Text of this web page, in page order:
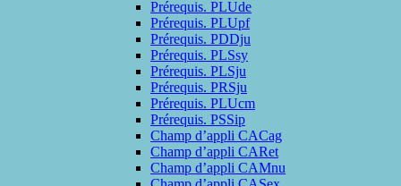
Prérequis. PLUde
Prérequis. PLUpf
Prérequis. PDDju
Prérequis. PLSsy
Prérequis. PLSju
Prérequis. PRSju
Prérequis. PLUcm
Prérequis. PSSip
Champ d’appli CACag
Champ d’appli CARet
Champ d’appli CAMnu